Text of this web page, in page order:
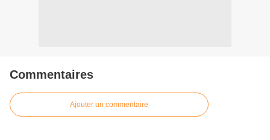
Commentaires
Ajouter un commentaire